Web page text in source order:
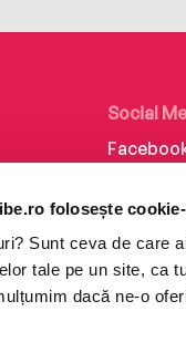
folosește
Sunt ceva de care
tale pe un site, ca
dacă ne-o
Social
TikTok